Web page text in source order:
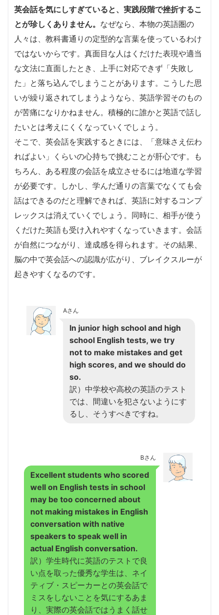
英会話を気にしすぎていると、実践段階で挫折するこ
とが珍しくありません。 なぜなら、本物の英語圏の
人々は、教科書通りの定型的な言葉を使っているわけ
ではないからです。真面目な人はくだけた表現や適当
な文法に直面したとき、上手に対応できず「失敗し
た」と落ち込んでしまうことがあります。こうした思
いが繰り返されてしまうようなら、英語学習そのもの
が苦痛になりかねません。積極的に誰かと英語で話し
たいとは考えにくくなっていくでしょう。
そこで、英会話を実践するときには、「意味さえ伝わ
ればよい」くらいの心持ちで挑むことが肝心です。も
ちろん、ある程度の会話を成立させるには地道な学習
が必要です。しかし、学んだ通りの言葉でなくても会
話はできるのだと理解できれば、英語に対するコンプ
レックスは消えていくでしょう。同時に、相手が使う
くだけた英語も受け入れやすくなっていきます。会話
が自然につながり、達成感を得られます。その結果、
脳の中で英会話への認識が広がり、ブレイクスルーが
起きやすくなるのです。
Aさん
In junior high school and high
school English tests, we try
not to make mistakes and get
high scores, and we should do
so.
訳）中学校や高校の英語のテスト
では、間違いを犯さないようにす
るし、そうすべきですね。
Bさん
Excellent students who scored
well on English tests in school
may be too concerned about
not making mistakes in English
conversation with native
speakers to speak well in
actual English conversation.
訳）学生時代に英語のテストで良
い点を取った優秀な学生は、ネイ
ティブ・スピーカーとの英会話で
ミスをしないことを気にするあま
り、実際の英会話ではうまく話せ